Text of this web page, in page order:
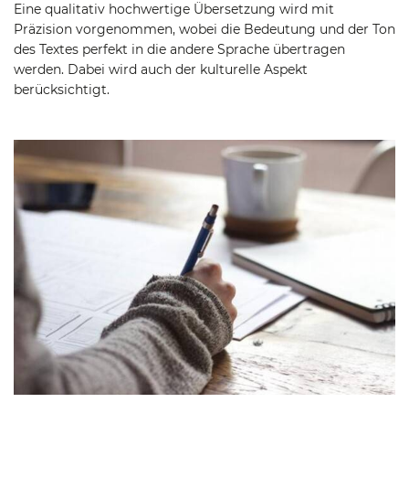
Eine qualitativ hochwertige Übersetzung wird mit
Präzision vorgenommen, wobei die Bedeutung und der Ton
des Textes perfekt in die andere Sprache übertragen
werden. Dabei wird auch der kulturelle Aspekt
berücksichtigt.